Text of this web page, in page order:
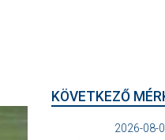
KÖVETKEZŐ
2026-08-